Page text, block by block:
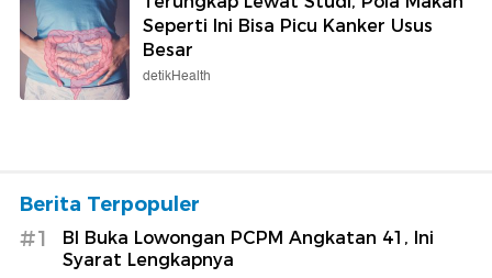
Seperti Ini Bisa Picu Kanker Usus
Besar
detikHealth
Berita Terpopuler
#1
BI Buka Lowongan PCPM Angkatan 41, Ini
Syarat Lengkapnya